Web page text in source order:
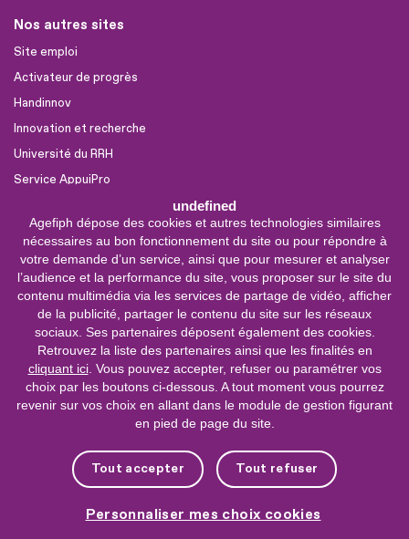
undefined
Agefiph dépose des cookies et autres technologies similaires
nécessaires au bon fonctionnement du site ou pour répondre à
votre demande d’un service, ainsi que pour mesurer et analyser
l’audience et la performance du site, vous proposer sur le site du
contenu multimédia via les services de partage de vidéo, afficher
de la publicité, partager le contenu du site sur les réseaux
sociaux. Ses partenaires déposent également des cookies.
Retrouvez la liste des partenaires ainsi que les finalités en
cliquant ici. Vous pouvez accepter, refuser ou paramétrer vos
choix par les boutons ci-dessous. A tout moment vous pourrez
revenir sur vos choix en allant dans le module de gestion figurant
en pied de page du site.
Tout accepter Tout refuser
Personnaliser mes choix cookies
Nos autres sites
Site emploi
Activateur de progrès
Handinnov
Innovation et recherche
Université du RRH
Service AppuiPro
Nous suivre
Youtube
Linkedin
Facebook
0 800 11 10 09
Service &
appel gratuits
Nous contacter
Plateforme de mise en contact LSF